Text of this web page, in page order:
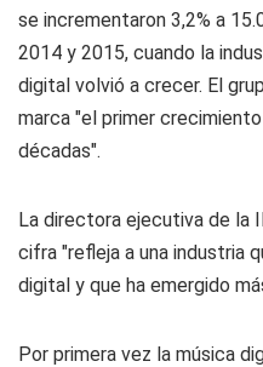
se incrementaron 3,2% a
2014 y 2015, cuando la
digital volvió a crecer. El
marca "el primer
décadas".
La directora ejecutiva de la
cifra "refleja a una industria
digital y que ha emergido
Por primera vez la música